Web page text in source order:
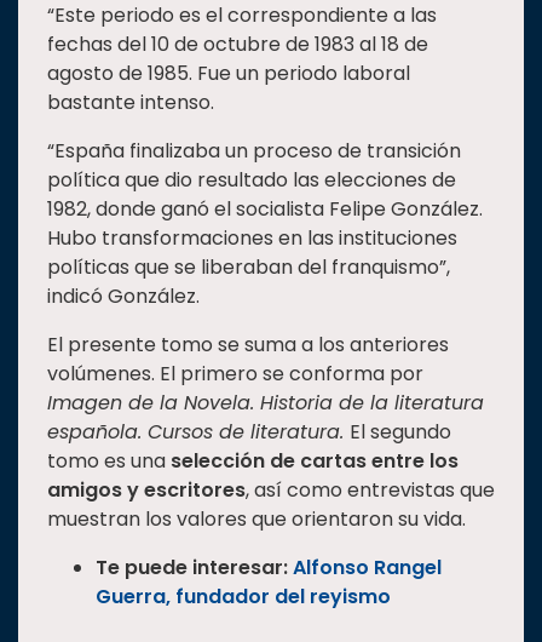
“Este periodo es el correspondiente a las
fechas del 10 de octubre de 1983 al 18 de
agosto de 1985. Fue un periodo laboral
bastante intenso.
“España finalizaba un proceso de transición
política que dio resultado las elecciones de
1982, donde ganó el socialista Felipe González.
Hubo transformaciones en las instituciones
políticas que se liberaban del franquismo”,
indicó González.
El presente tomo se suma a los anteriores
volúmenes. El primero se conforma por
Imagen de la Novela. Historia de la literatura
española. Cursos de literatura. El segundo
tomo es una selección de cartas entre los
amigos y escritores, así como entrevistas que
muestran los valores que orientaron su vida.
Te puede interesar:Alfonso Rangel
Guerra, fundador del reyismo